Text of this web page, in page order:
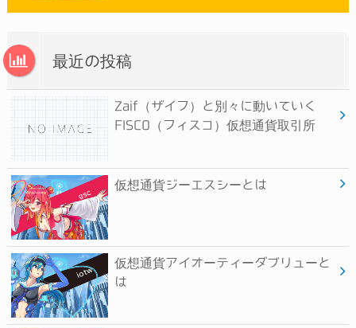
最近の投稿
Zaif（ザイフ）と別々に動いていく
FISCO（フィスコ）仮想通貨取引所
仮想通貨ジーエスシーとは
仮想通貨アイオーティーダブリューと
は